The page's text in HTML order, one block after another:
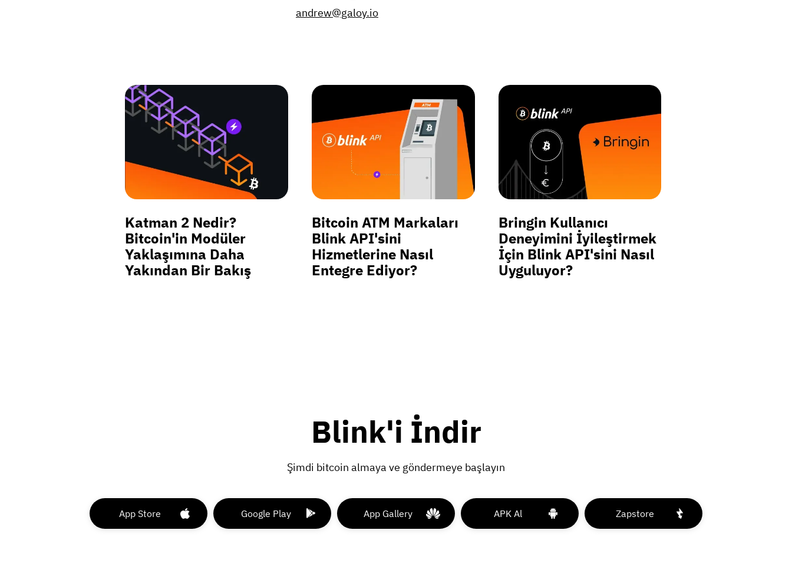
andrew@galoy.io
Katman 2 Nedir?
Bitcoin'in Modüler
Yaklaşımına Daha
Yakından Bir Bakış
Bitcoin ATM Markaları
Blink API'sini
Hizmetlerine Nasıl
Entegre Ediyor?
Bringin Kullanıcı
Deneyimini İyileştirmek
İçin Blink API'sini Nasıl
Uyguluyor?
Blink'i İndir
Şimdi bitcoin almaya ve göndermeye başlayın
App Store Google Play App Gallery APK Al Zapstore